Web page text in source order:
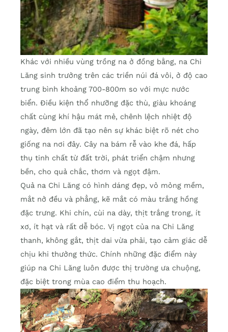
Khác với nhiều vùng trồng na ở đồng bằng, na Chi
Lăng sinh trưởng trên các triền núi đá vôi, ở độ cao
trung bình khoảng 700-800m so với mực nước
biển. Điều kiện thổ nhưỡng đặc thù, giàu khoáng
chất cùng khí hậu mát mẻ, chênh lệch nhiệt độ
ngày, đêm lớn đã tạo nên sự khác biệt rõ nét cho
giống na nơi đây. Cây na bám rễ vào khe đá, hấp
thụ tinh chất từ đất trời, phát triển chậm nhưng
bền, cho quả chắc, thơm và ngọt đậm.
Quả na Chi Lăng có hình dáng đẹp, vỏ mỏng mềm,
mắt nở đều và phẳng, kẽ mắt có màu trắng hồng
đặc trưng. Khi chín, cùi na dày, thịt trắng trong, ít
xơ, ít hạt và rất dễ bóc. Vị ngọt của na Chi Lăng
thanh, không gắt, thịt dai vừa phải, tạo cảm giác dễ
chịu khi thưởng thức. Chính những đặc điểm này
giúp na Chi Lăng luôn được thị trường ưa chuộng,
đặc biệt trong mùa cao điểm thu hoạch.